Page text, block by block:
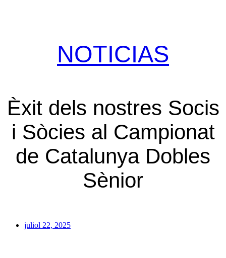
NOTICIAS
Èxit dels nostres Socis
i Sòcies al Campionat
de Catalunya Dobles
Sènior
juliol 22, 2025